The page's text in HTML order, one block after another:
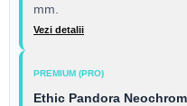
mm.
Vezi detalii
PREMIUM (PRO)
Ethic Pandora